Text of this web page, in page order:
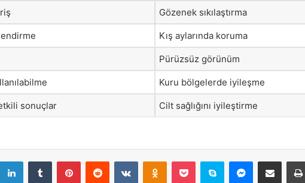
Gözenek sıkılaştırma
Kış aylarında koruma
Pürüzsüz görünüm
Kuru bölgelerde iyileşme
sonuçlar Cilt sağlığını iyileştirme
LinkedInTumblr PinterestReddit VKontakteOdnoklassniki
Pocket Skype Messenger
E-Posta ile paylaş